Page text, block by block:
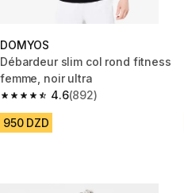
DOMYOS
Débardeur slim col rond fitness
femme, noir ultra
4.6
4.6 out of 5 stars from 892
(892)
950 DZD